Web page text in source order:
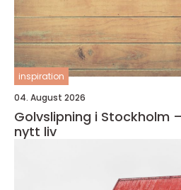
inspiration
04. August 2026
Golvslipning i Stockholm
nytt liv